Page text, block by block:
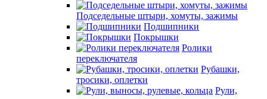
Подседельные штыри, хомуты, зажимы
Подшипники
Покрышки
Ролики
переключателя
Рубашки,
тросики, оплетки
Рули,